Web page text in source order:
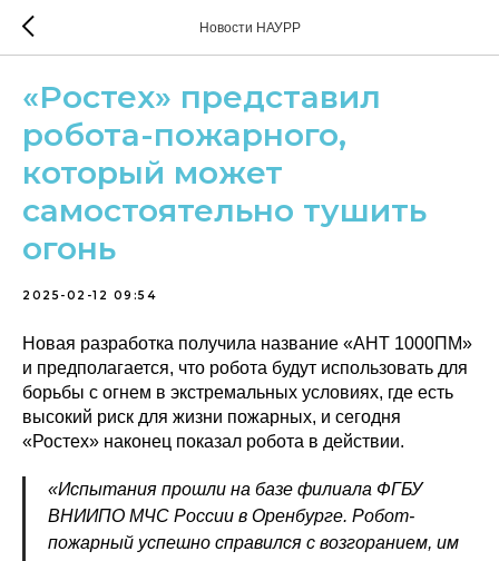
Новости НАУРР
«Ростех» представил
робота-пожарного,
который может
самостоятельно тушить
огонь
2025-02-12 09:54
Новая разработка получила название «АНТ 1000ПМ»
и предполагается, что робота будут использовать для
борьбы с огнем в экстремальных условиях, где есть
высокий риск для жизни пожарных, и сегодня
«Ростех» наконец показал робота в действии.
«Испытания прошли на базе филиала ФГБУ
ВНИИПО МЧС России в Оренбурге. Робот-
пожарный успешно справился с возгоранием, им